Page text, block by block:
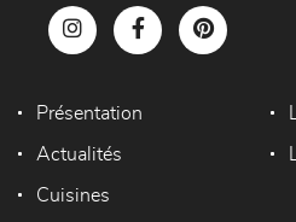
Présentation
Actualités
Cuisines